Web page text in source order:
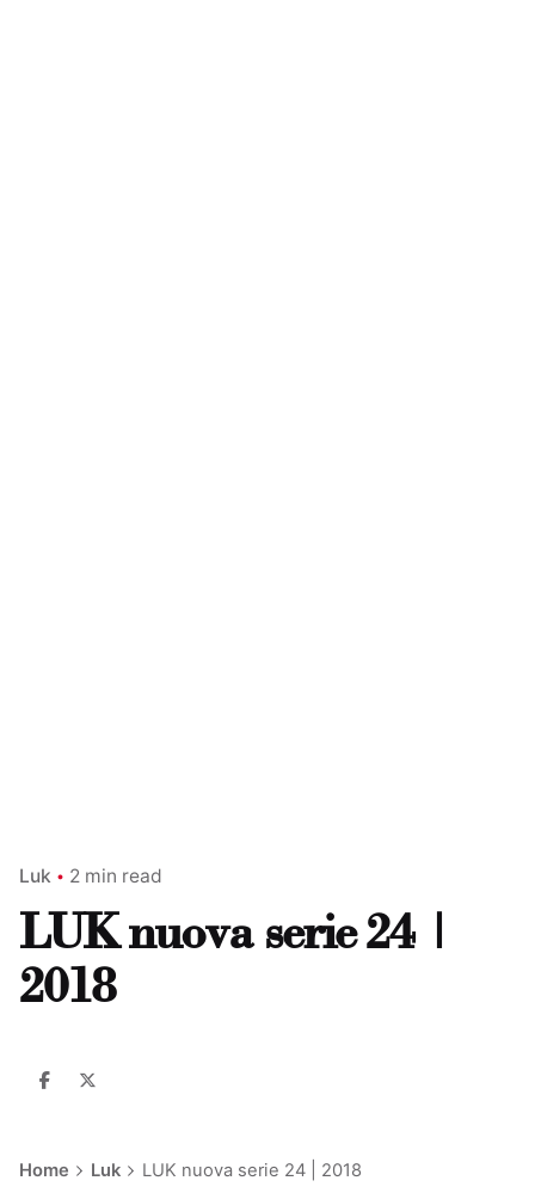
Luk 2 min read
LUK nuova serie 24 |
2018
Home Luk LUK nuova serie 24 | 2018